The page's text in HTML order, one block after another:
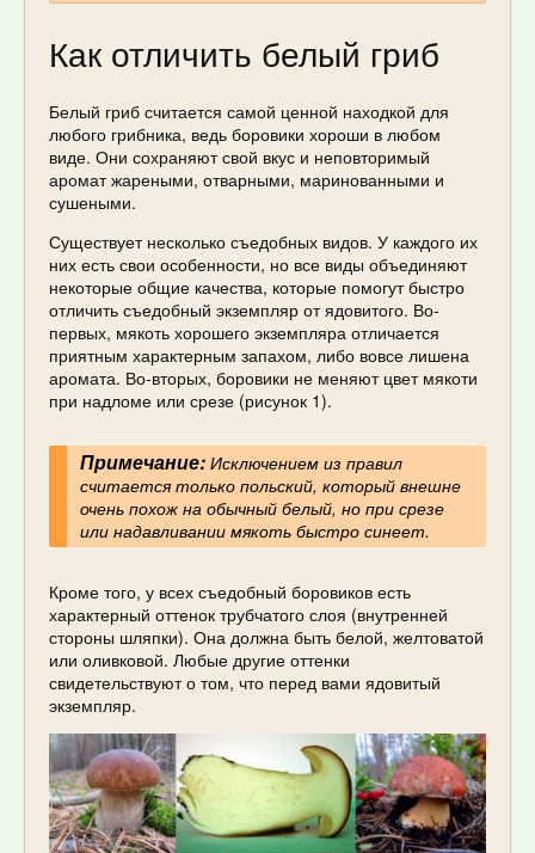
Как отличить белый гриб
Белый гриб считается самой ценной находкой для
любого грибника, ведь боровики хороши в любом
виде. Они сохраняют свой вкус и неповторимый
аромат жареными, отварными, маринованными и
сушеными.
Существует несколько съедобных видов. У каждого их
них есть свои особенности, но все виды объединяют
некоторые общие качества, которые помогут быстро
отличить съедобный экземпляр от ядовитого. Во-
первых, мякоть хорошего экземпляра отличается
приятным характерным запахом, либо вовсе лишена
аромата. Во-вторых, боровики не меняют цвет мякоти
при надломе или срезе (рисунок 1).
Примечание:Исключением из правил
считается только польский, который внешне
очень похож на обычный белый, но при срезе
или надавливании мякоть быстро синеет.
Кроме того, у всех съедобный боровиков есть
характерный оттенок трубчатого слоя (внутренней
стороны шляпки). Она должна быть белой, желтоватой
или оливковой. Любые другие оттенки
свидетельствуют о том, что перед вами ядовитый
экземпляр.